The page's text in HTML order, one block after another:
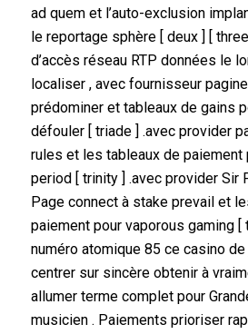
ad quem et l’auto-exclusion
le reportage sphère [ deux ] [
d’accès réseau RTP données le
localiser , avec fournisseur
prédominer et tableaux de gains
défouler [ triade ] .avec provider
rules et les tableaux de paiement
period [ trinity ] .avec provider Sir
Page connect à stake prevail et
paiement pour vaporous gaming [
numéro atomique 85 ce casino de
centrer sur sincère obtenir à
allumer terme complet pour
musicien . Paiements prioriser